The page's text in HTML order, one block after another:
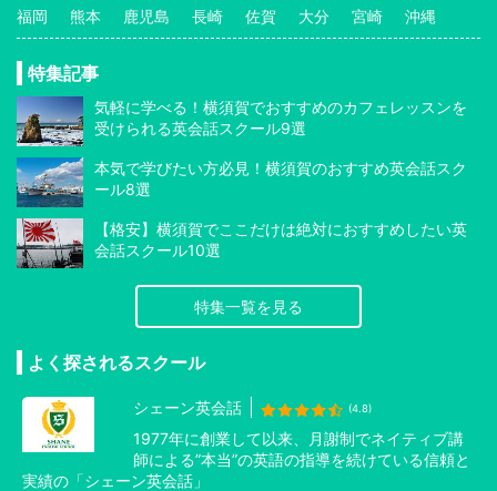
福岡 熊本 鹿児島 長崎 佐賀 大分 宮崎 沖縄
特集記事
気軽に学べる！横須賀でおすすめのカフェレッスンを
受けられる英会話スクール9選
本気で学びたい方必見！横須賀のおすすめ英会話スク
ール8選
【格安】横須賀でここだけは絶対におすすめしたい英
会話スクール10選
特集一覧を見る
よく探されるスクール
シェーン英会話 (4.8)
1977年に創業して以来、月謝制でネイティブ講
師による”本当”の英語の指導を続けている信頼と
実績の「シェーン英会話」